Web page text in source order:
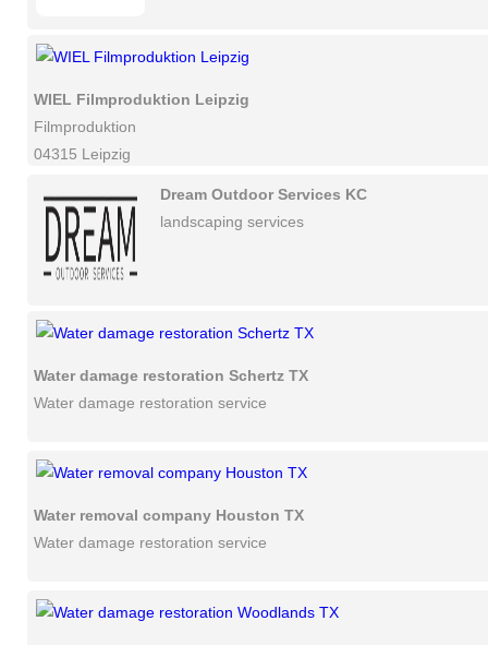
WIEL Filmproduktion Leipzig
Filmproduktion
04315 Leipzig
Dream Outdoor Services KC
landscaping services
Water damage restoration Schertz TX
Water damage restoration service
Water removal company Houston TX
Water damage restoration service